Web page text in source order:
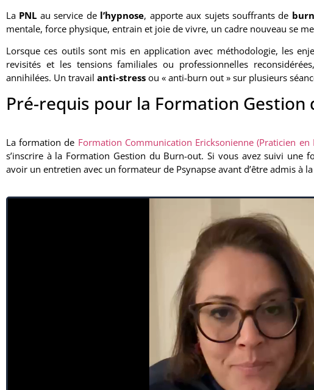
La PNL au service de l’hypnose, apporte aux sujets souffrants de
mentale, force physique, entrain et joie de vivre, un cadre nouveau se
Lorsque ces outils sont mis en application avec méthodologie, les
revisités et les tensions familiales ou professionnelles
annihilées. Un travail anti-stress ou « anti-burn out » sur plusieurs
Pré-requis pour la Formation Gestion
La formation de Formation Communication Ericksonienne (Praticien en
s’inscrire à la Formation Gestion du Burn-out. Si vous avez suivi une
avoir un entretien avec un formateur de Psynapse avant d’être admis à